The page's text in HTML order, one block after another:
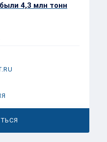
4,3 млн тонн